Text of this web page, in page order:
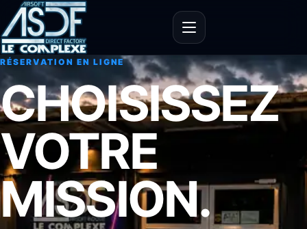
Ouvrir le menu
RÉSERVATION EN LIGNE
CHOISISSEZ
VOTRE
MISSION.